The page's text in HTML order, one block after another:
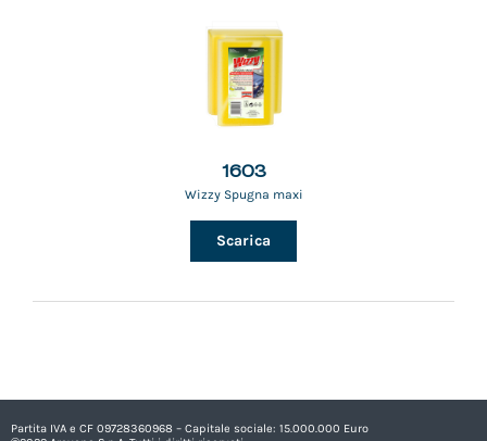
1603
Wizzy Spugna maxi
Scarica
Partita IVA e CF 09728360968 – Capitale sociale: 15.000.000 Euro